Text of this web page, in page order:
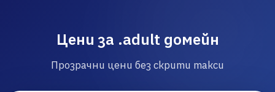
Цени за .adult домейн
Прозрачни цени без скрити такси